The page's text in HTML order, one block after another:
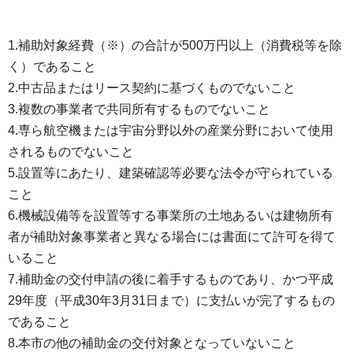
1.補助対象経費（※）の合計が500万円以上（消費税等を除
く）であること
2.中古品またはリース契約に基づくものでないこと
3.複数の事業者で共同所有するものでないこと
4.専ら航空機または宇宙分野以外の産業分野において使用
されるものでないこと
5.設置等にあたり、建築確認等必要な法令が守られている
こと
6.機械設備等を設置等する事業所の土地あるいは建物所有
者が補助対象事業者と異なる場合には書面にて許可を得て
いること
7.補助金の交付申請の後に着手するものであり、かつ平成
29年度（平成30年3月31日まで）に支払いが完了するもの
であること
8.本市の他の補助金の交付対象となっていないこと